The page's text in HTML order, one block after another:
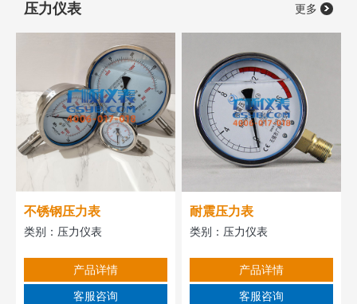
压力仪表 更多
不锈钢压力表
类别： 压力仪表
产品详情
客服咨询
耐震压力表
类别： 压力仪表
产品详情
客服咨询